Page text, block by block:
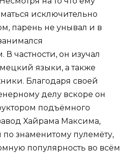
исключительно
парень не унывал и в
В частности, он изучал
языки, а также
Благодаря своей
делу вскоре он
подъёмного
Хайрама Максима,
по знаменитому пулемёту,
популярность во всём